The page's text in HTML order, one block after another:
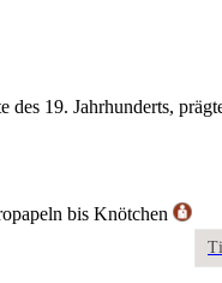
des 19. Jahrhunderts,
bis Knötchen